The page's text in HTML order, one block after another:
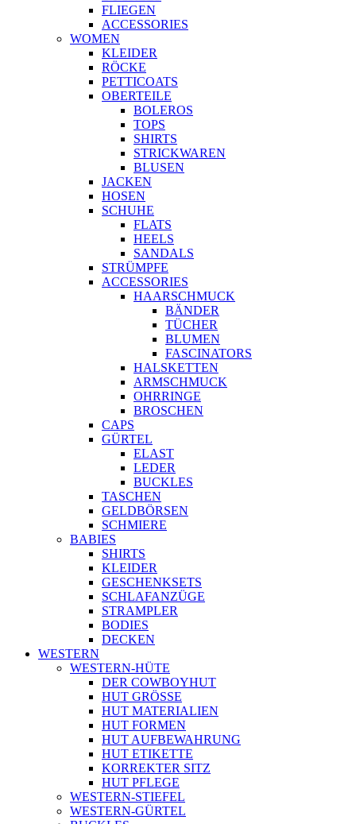
FLIEGEN
ACCESSORIES
WOMEN
KLEIDER
RÖCKE
PETTICOATS
OBERTEILE
BOLEROS
TOPS
SHIRTS
STRICKWAREN
BLUSEN
JACKEN
HOSEN
SCHUHE
FLATS
HEELS
SANDALS
STRÜMPFE
ACCESSORIES
HAARSCHMUCK
BÄNDER
TÜCHER
BLUMEN
FASCINATORS
HALSKETTEN
ARMSCHMUCK
OHRRINGE
BROSCHEN
CAPS
GÜRTEL
ELAST
LEDER
BUCKLES
TASCHEN
GELDBÖRSEN
SCHMIERE
BABIES
SHIRTS
KLEIDER
GESCHENKSETS
SCHLAFANZÜGE
STRAMPLER
BODIES
DECKEN
WESTERN
WESTERN-HÜTE
DER COWBOYHUT
HUT GRÖSSE
HUT MATERIALIEN
HUT FORMEN
HUT AUFBEWAHRUNG
HUT ETIKETTE
KORREKTER SITZ
HUT PFLEGE
WESTERN-STIEFEL
WESTERN-GÜRTEL